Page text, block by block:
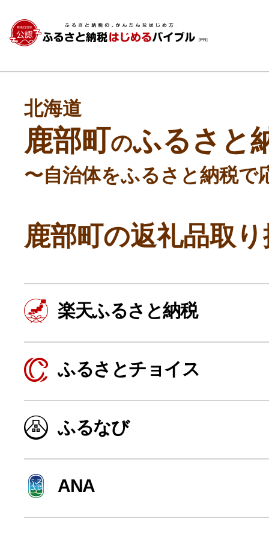
よく見られている返礼品
ふるさと納税徹底比較
北海道
鹿部町のふるさと
〜自治体をふるさと納税で
鹿部町の返礼品取
楽天ふるさと納税
ふるさとチョイス
ふるなび
ANA